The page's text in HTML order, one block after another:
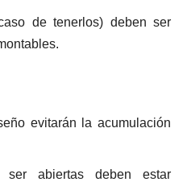
de tenerlos) deben ser
evitarán la acumulación
ser abiertas deben estar